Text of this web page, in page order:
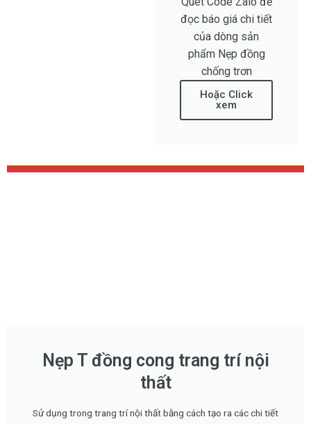
đọc báo giá chi tiết
của dòng sản
phẩm Nẹp đồng
chống trơn
Hoặc Click
xem
Nẹp T đồng cong trang trí nội
thất
Sử dụng trong trang trí nội thất bằng cách tạo ra các chi tiết